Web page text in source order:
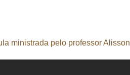
ministrada pelo professor Alisson